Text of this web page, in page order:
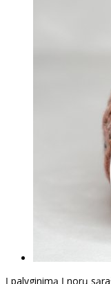
Į palyginimą Į norų